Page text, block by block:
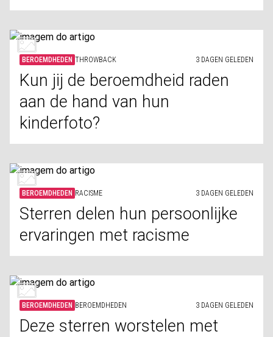
BEROEMDHEDEN THROWBACK 3 DAGEN GELEDEN
Kun jij de beroemdheid raden
aan de hand van hun
kinderfoto?
BEROEMDHEDEN RACISME 3 DAGEN GELEDEN
Sterren delen hun persoonlijke
ervaringen met racisme
BEROEMDHEDEN BEROEMDHEDEN 3 DAGEN GELEDEN
Deze sterren worstelen met